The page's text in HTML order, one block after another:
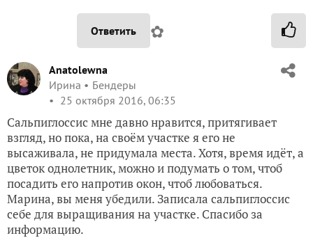
Ответить ✿
Anatolewna
Ирина
Бендеры
25 октября 2016, 06:35
Сальпиглоссис мне давно нравится, притягивает
взгляд, но пока, на своём участке я его не
высаживала, не придумала места. Хотя, время идёт, а
цветок однолетник, можно и подумать о том, чтоб
посадить его напротив окон, чтоб любоваться.
Марина, вы меня убедили. Записала сальпиглоссис
себе для выращивания на участке. Спасибо за
информацию.